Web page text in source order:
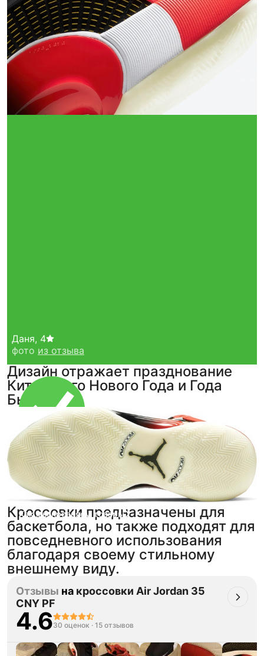
Тройная гарантия
оригинальности
Товар сертифицирован и опломбирован.
Проверяем на оригинальность
по 16 параметрам.
Если придёт подделка — вернём деньги
в трёхкратном размере.
Как мы провеяем товары
Даня, 4
фото из отзыва
Дизайн отражает празднование
Китайского Нового Года и Года
Быка.
Кроссовки предназначены для
баскетбола, но также подходят для
повседневного использования
благодаря своему стильному
внешнему виду.
Отзывы на кроссовки Air Jordan 35
CNY PF
4.630 оценок · 15 отзывов